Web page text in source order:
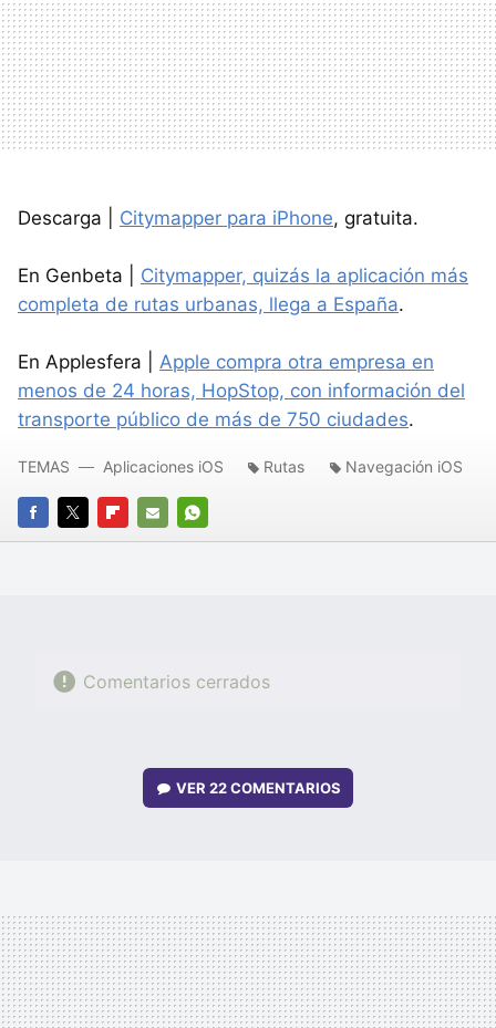
Descarga | Citymapper para iPhone, gratuita.
En Genbeta | Citymapper, quizás la aplicación más
completa de rutas urbanas, llega a España.
En Applesfera | Apple compra otra empresa en
menos de 24 horas, HopStop, con información del
transporte público de más de 750 ciudades.
FACEBOOK
TWITTERFLIPBOARD
E-
WHATSAPP
TEMAS Aplicaciones iOS Rutas Navegación iOS
Comentarios cerrados
VER22 COMENTARIOS